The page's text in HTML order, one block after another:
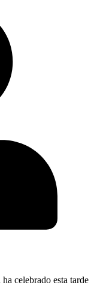
celebrado esta tarde